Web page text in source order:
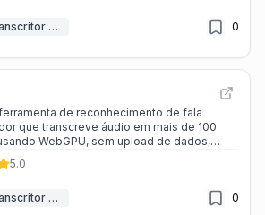
Transcritor de IA 0
de reconhecimento de fala
que transcreve áudio em mais de 100
WebGPU, sem upload de dados,
de até 20 minutos.
5.0
Transcritor de IA 0